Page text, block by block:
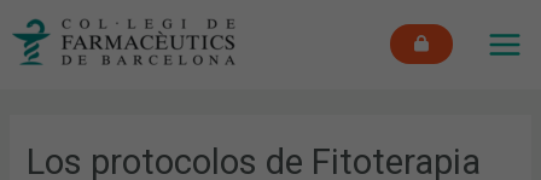
Los protocolos de Fitoterapia